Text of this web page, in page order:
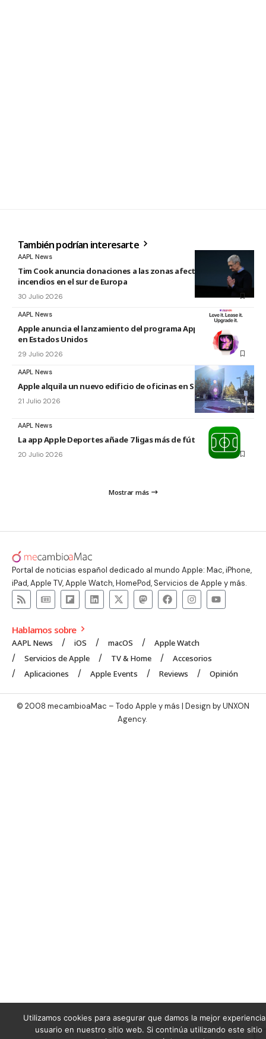
También podrían interesarte
AAPL News
Tim Cook anuncia donaciones a las zonas afectadas por los
incendios en el sur de Europa
30 Julio 2026
AAPL News
Apple anuncia el lanzamiento del programa Apple Upgrade
en Estados Unidos
29 Julio 2026
AAPL News
Apple alquila un nuevo edificio de oficinas en Sunnyvale
21 Julio 2026
AAPL News
La app Apple Deportes añade 7 ligas más de fútbol
20 Julio 2026
Mostrar más
Portal de noticias español dedicado al mundo Apple: Mac, iPhone,
iPad, Apple TV, Apple Watch, HomePod, Servicios de Apple y más.
Hablamos sobre
AAPL News iOS macOS
Apple Watch
Servicios de Apple
TV & Home
Accesorios
Aplicaciones
Apple Events Reviews Opinión
© 2008 mecambioaMac – Todo Apple y más | Design byUNXON
Agency.
Utilizamos cookies para asegurar que damos la mejor
usuario en nuestro sitio web. Si continúa utilizando este sitio